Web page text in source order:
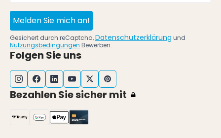
Melden Sie mich an!
Gesichert durch reCaptcha,Datenschutzerklärung und
Nutzungsbedingungen Bewerben.
Folgen Sie uns
Bezahlen Sie sicher mit